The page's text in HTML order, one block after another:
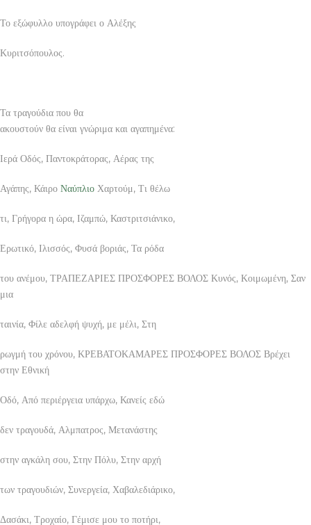
Το εξώφυλλο υπογράφει ο Αλέξης
Κυριτσόπουλος.
Τα τραγούδια που θα
ακουστούν θα είναι γνώριμα και αγαπημένα:
Ιερά Οδός, Παντοκράτορας, Αέρας της
Αγάπης, Κάιρο Ναύπλιο Χαρτούμ, Τι θέλω
τι, Γρήγορα η ώρα, Ιζαμπώ, Καστριτσιάνικο,
Ερωτικό, Ιλισσός, Φυσά βοριάς, Τα ρόδα
του ανέμου, ΤΡΑΠΕΖΑΡΙΕΣ ΠΡΟΣΦΟΡΕΣ ΒΟΛΟΣ Κυνός, Κοιμωμένη, Σαν
μια
ταινία, Φίλε αδελφή ψυχή, με μέλι, Στη
ρωγμή του χρόνου, ΚΡΕΒΑΤΟΚΑΜΑΡΕΣ ΠΡΟΣΦΟΡΕΣ ΒΟΛΟΣ Βρέχει
στην Εθνική
Οδό, Από περιέργεια υπάρχω, Κανείς εδώ
δεν τραγουδά, Αλμπατρος, Μετανάστης
στην αγκάλη σου, Στην Πόλυ, Στην αρχή
των τραγουδιών, Συνεργεία, Χαβαλεδιάρικο,
Δασάκι, Τροχαίο, Γέμισε μου το ποτήρι,